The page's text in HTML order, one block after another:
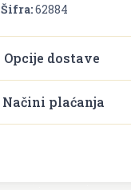
Šifra:62884
Opcije dostave
Načini plaćanja